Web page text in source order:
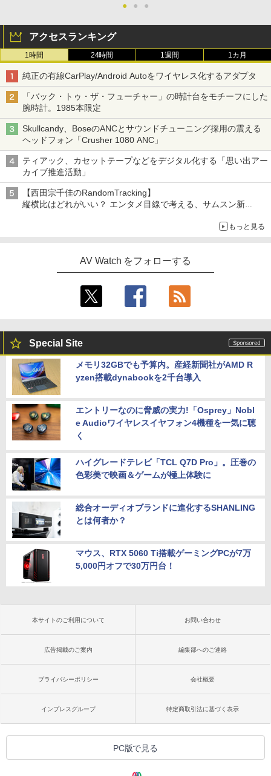
● ● ●
アクセスランキング
1時間 24時間 1週間 1カ月
純正の有線CarPlay/Android Autoをワイヤレス化するアダプタ
「バック・トゥ・ザ・フューチャー」の時計台をモチーフにした
腕時計。1985本限定
Skullcandy、BoseのANCとサウンドチューニング採用の震える
ヘッドフォン「Crusher 1080 ANC」
ティアック、カセットテープなどをデジタル化する「思い出アー
カイブ推進活動」
【西田宗千佳のRandomTracking】
縦横比はどれがいい？ エンタメ目線で考える、サムスン新
もっと見る
AV Watch をフォローする
Special Site
メモリ32GBでも予算内。産経新聞社がAMD R
yzen搭載dynabookを2千台導入
エントリーなのに脅威の実力!「Osprey」Nobl
e Audioワイヤレスイヤフォン4機種を一気に聴
く
ハイグレードテレビ「TCL Q7D Pro」。圧巻の
色彩美で映画＆ゲームが極上体験に
総合オーディオブランドに進化するSHANLING
とは何者か？
マウス、RTX 5060 Ti搭載ゲーミングPCが7万
5,000円オフで30万円台！
本サイトのご利用について お問い合わせ
広告掲載のご案内 編集部へのご連絡
プライバシーポリシー 会社概要
インプレスグループ 特定商取引法に基づく表示
PC版で見る